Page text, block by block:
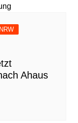
NRW
Ahaus